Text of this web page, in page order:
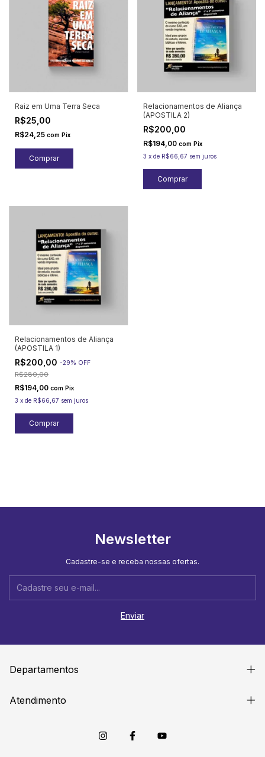
Raiz em Uma Terra Seca
R$25,00
R$24,25 com Pix
Relacionamentos de Aliança
(APOSTILA 2)
R$200,00
R$194,00 com Pix
3 x de R$66,67 sem juros
Relacionamentos de Aliança
(APOSTILA 1)
R$200,00 -29% OFF
R$280,00
R$194,00 com Pix
3 x de R$66,67 sem juros
Newsletter
Cadastre-se e receba nossas ofertas.
Departamentos
Atendimento